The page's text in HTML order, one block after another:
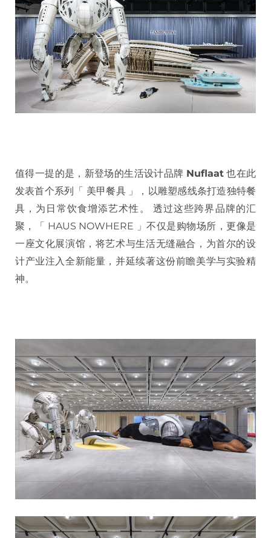
值得一提的是，新登场的生活设计品牌 Nuflaat也在此
发表首个系列「 美甲餐具 」，以雕塑感线条打造独特餐
具，为日常饮食增添艺术性。 透过这些跨界品牌的汇
聚，「 HAUS NOWHERE 」不仅是购物场所，更像是
一座文化展演馆，将艺术与生活无缝融合，为首尔的设
计产业注入全新能量，并延续著这份前瞻美学与实验精
神。